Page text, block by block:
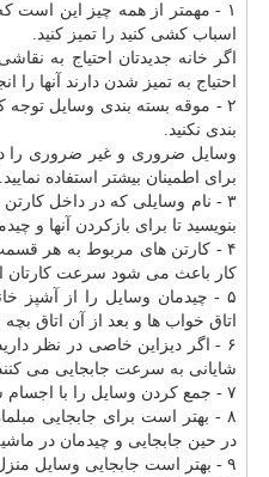
۱ - مهمتر از همه چیز این است
اسباب کشی کنید را تمیز کنید.
اگر خانه جدیدتان احتیاج به
احتیاج به تمیز شدن دارند آنها را
۲ - موقه بسته بندی وسایل توجه
بندی نکنید.
وسایل ضروری و غیر ضروری را
برای اطمینان بیشتر استفاده نمایید.
۳ - نام وسایلی که در داخل کارتن
بنویسید تا برای بازکردن آنها و
۴ - کارتن های مربوط به هر
کار باعث می شود سرعت کارتان
۵ - چیدمان وسایل را از آشپز
اتاق خواب ها و بعد از آن اتاق بچه
۶ - اگر دیزاین خاصی در نظر
شایانی به سرعت جابجایی می
۷ - جمع کردن وسایل را با اجسام سبک تر و غیر ضروری شروع کنید.
۸ - بهتر است برای جابجایی
در حین جابجایی و چیدمان در
۹ - بهتر است جابجایی وسایل منزل در اوایل روز انجام گیرد.